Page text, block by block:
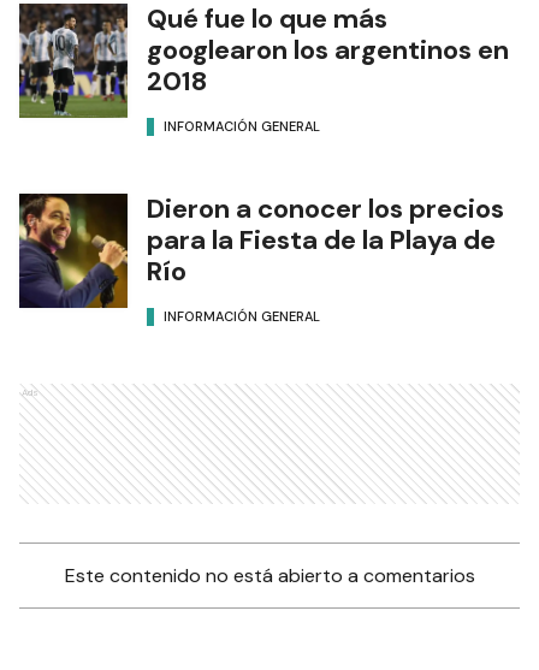
Qué fue lo que más
googlearon los argentinos en
2018
INFORMACIÓN GENERAL
Dieron a conocer los precios
para la Fiesta de la Playa de
Río
INFORMACIÓN GENERAL
Ads
Este contenido no está abierto a comentarios